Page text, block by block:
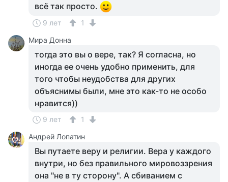
всё так просто.
9 лет
1
Мира Донна
тогда это вы о вере, так? Я согласна, но
иногда ее очень удобно применить, для
того чтобы неудобства для других
объяснимы были, мне это как-то не особо
нравится))
9 лет
1
Андрей Лопатин
Вы путаете веру и религии. Вера у каждого
внутри, но без правильного мировоззрения
она "не в ту сторону". А сбиванием с